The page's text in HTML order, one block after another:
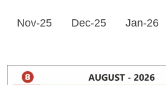
Nov-25 Dec-25 Jan-26